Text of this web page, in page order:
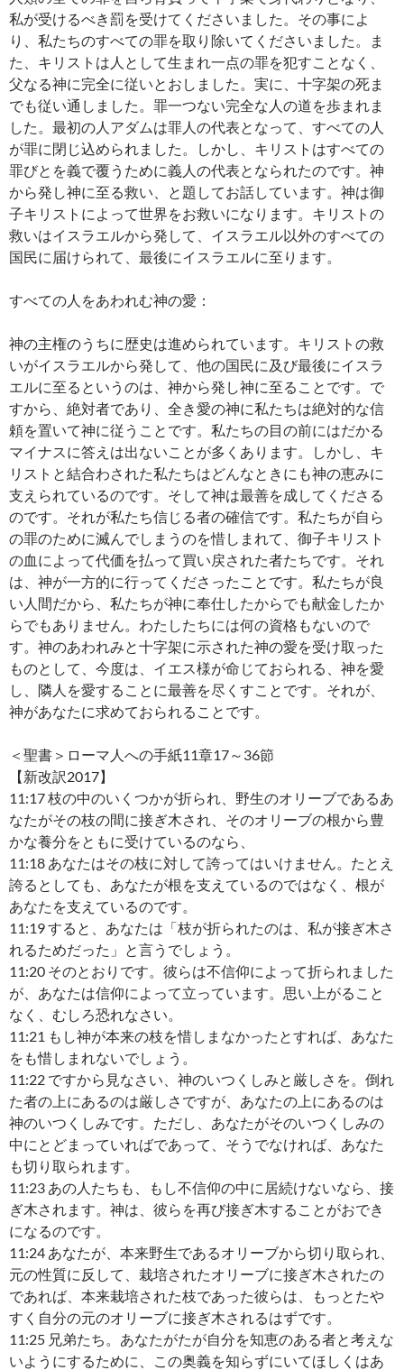
私が受けるべき罰を受けてくださいました。その事によ
り、私たちのすべての罪を取り除いてくださいました。ま
た、キリストは人として生まれ一点の罪を犯すことなく、
父なる神に完全に従いとおしました。実に、十字架の死ま
でも従い通しました。罪一つない完全な人の道を歩まれま
した。最初の人アダムは罪人の代表となって、すべての人
が罪に閉じ込められました。しかし、キリストはすべての
罪びとを義で覆うために義人の代表となられたのです。神
から発し神に至る救い、と題してお話しています。神は御
子キリストによって世界をお救いになります。キリストの
救いはイスラエルから発して、イスラエル以外のすべての
国民に届けられて、最後にイスラエルに至ります。
すべての人をあわれむ神の愛：
神の主権のうちに歴史は進められています。キリストの救
いがイスラエルから発して、他の国民に及び最後にイスラ
エルに至るというのは、神から発し神に至ることです。で
すから、絶対者であり、全き愛の神に私たちは絶対的な信
頼を置いて神に従うことです。私たちの目の前にはだかる
マイナスに答えは出ないことが多くあります。しかし、キ
リストと結合わされた私たちはどんなときにも神の恵みに
支えられているのです。そして神は最善を成してくださる
のです。それが私たち信じる者の確信です。私たちが自ら
の罪のために滅んでしまうのを惜しまれて、御子キリスト
の血によって代価を払って買い戻された者たちです。それ
は、神が一方的に行ってくださったことです。私たちが良
い人間だから、私たちが神に奉仕したからでも献金したか
らでもありません。わたしたちには何の資格もないので
す。神のあわれみと十字架に示された神の愛を受け取った
ものとして、今度は、イエス様が命じておられる、神を愛
し、隣人を愛することに最善を尽くすことです。それが、
神があなたに求めておられることです。
＜聖書＞ローマ人への手紙11章17～36節
【新改訳2017】
11:17 枝の中のいくつかが折られ、野生のオリーブであるあ
なたがその枝の間に接ぎ木され、そのオリーブの根から豊
かな養分をともに受けているのなら、
11:18 あなたはその枝に対して誇ってはいけません。たとえ
誇るとしても、あなたが根を支えているのではなく、根が
あなたを支えているのです。
11:19 すると、あなたは「枝が折られたのは、私が接ぎ木さ
れるためだった」と言うでしょう。
11:20 そのとおりです。彼らは不信仰によって折られました
が、あなたは信仰によって立っています。思い上がること
なく、むしろ恐れなさい。
11:21 もし神が本来の枝を惜しまなかったとすれば、あなた
をも惜しまれないでしょう。
11:22 ですから見なさい、神のいつくしみと厳しさを。倒れ
た者の上にあるのは厳しさですが、あなたの上にあるのは
神のいつくしみです。ただし、あなたがそのいつくしみの
中にとどまっていればであって、そうでなければ、あなた
も切り取られます。
11:23 あの人たちも、もし不信仰の中に居続けないなら、接
ぎ木されます。神は、彼らを再び接ぎ木することがおでき
になるのです。
11:24 あなたが、本来野生であるオリーブから切り取られ、
元の性質に反して、栽培されたオリーブに接ぎ木されたの
であれば、本来栽培された枝であった彼らは、もっとたや
すく自分の元のオリーブに接ぎ木されるはずです。
11:25 兄弟たち。あなたがたが自分を知恵のある者と考えな
いようにするために、この奥義を知らずにいてほしくはあ